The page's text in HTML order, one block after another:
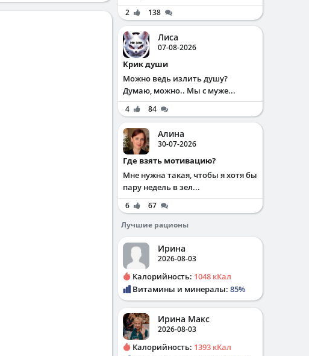
2 138
Лиса
07-08-2026
Крик души
Можно ведь излить душу?
Думаю, можно.. Мы с муже...
4 84
Алина
30-07-2026
Где взять мотивацию?
Мне нужна такая, чтобы я хотя бы
пару недель в зел...
6
67
Лучшие рационы
Ирина
2026-08-03
Калорийность: 1048 кКал
Витамины и минералы: 85%
Ирина Макс
2026-08-03
Калорийность: 1393 кКал